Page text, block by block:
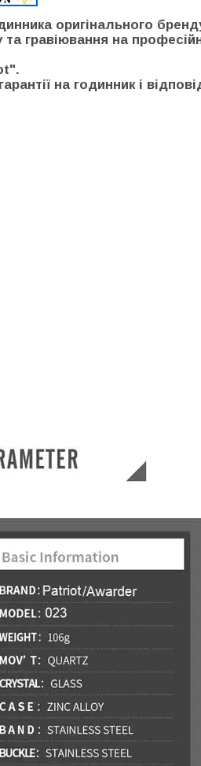
оригінального
та гравіювання на
на годинник і